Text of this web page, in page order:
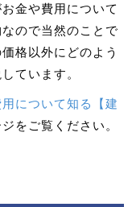
金や費用について
ので当然のことで
格以外にどのよう
ています。
について知る【建
をご覧ください。